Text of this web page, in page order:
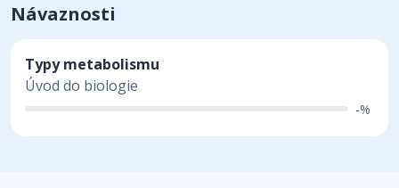
Návaznosti
Typy metabolismu
Úvod do biologie
-%